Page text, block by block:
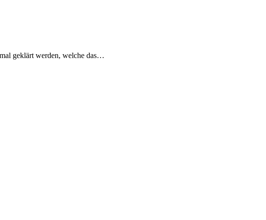
geklärt werden, welche das…